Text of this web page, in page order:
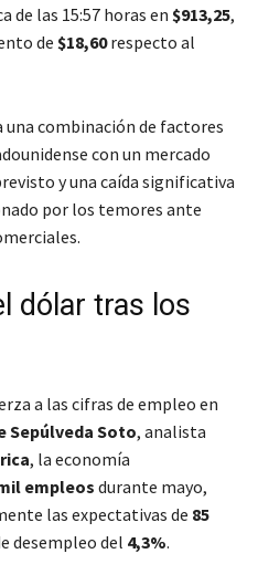
de las 15:57 horas en $913,25,
de $18,60respecto al
combinación de factores
con un mercado
y una caída significativa
por los temores ante
dólar tras los
a las cifras de empleo en
Sepúlveda Soto, analista
, la economía
empleosdurante mayo,
las expectativas de 85
desempleo del 4,3%.